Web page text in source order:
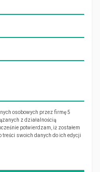
osobowych przez firmę 5
z działalnością
potwierdzam, iż zostałem
treści swoich danych do ich edycji